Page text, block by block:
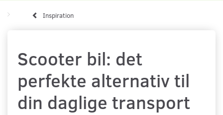
Inspiration
Scooter bil: det
perfekte alternativ til
din daglige transport